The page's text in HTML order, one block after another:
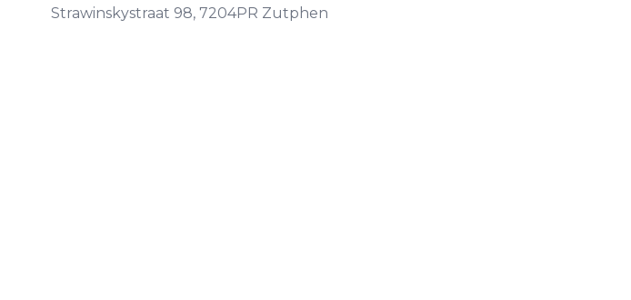
Strawinskystraat 98, 7204PR Zutphen